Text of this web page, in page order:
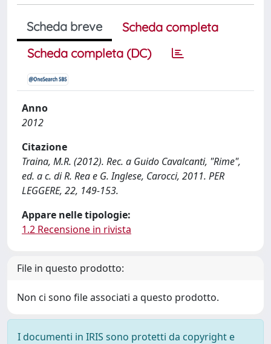
Scheda breve
Scheda completa
Scheda completa (DC)
Anno
2012
Citazione
Traina, M.R. (2012). Rec. a Guido Cavalcanti, "Rime",
ed. a c. di R. Rea e G. Inglese, Carocci, 2011. PER
LEGGERE, 22, 149-153.
Appare nelle tipologie:
1.2 Recensione in rivista
File in questo prodotto:
Non ci sono file associati a questo prodotto.
I documenti in IRIS sono protetti da copyright e